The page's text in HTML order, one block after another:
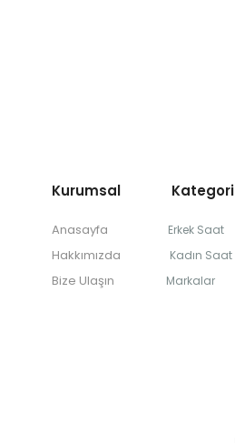
Kurumsal Kategori
Anasayfa Erkek Saat
Hakkımızda Kadın Saat
Bize Ulaşın Markalar